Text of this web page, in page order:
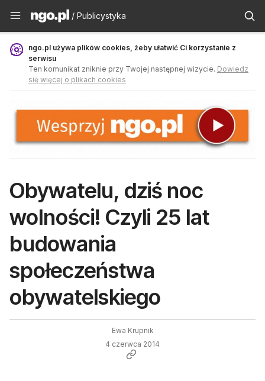
Publicystyka - ngo.pl
/ Publicystyka
ngo.pl używa plików cookies, żeby ułatwić Ci korzystanie z
serwisu
Ten komunikat zniknie przy Twojej następnej wizycie. Dowiedz
się więcej o plikach cookies
Obywatelu, dziś noc
wolności! Czyli 25 lat
budowania
społeczeństwa
obywatelskiego
Ewa Krupnik
4 czerwca 2014